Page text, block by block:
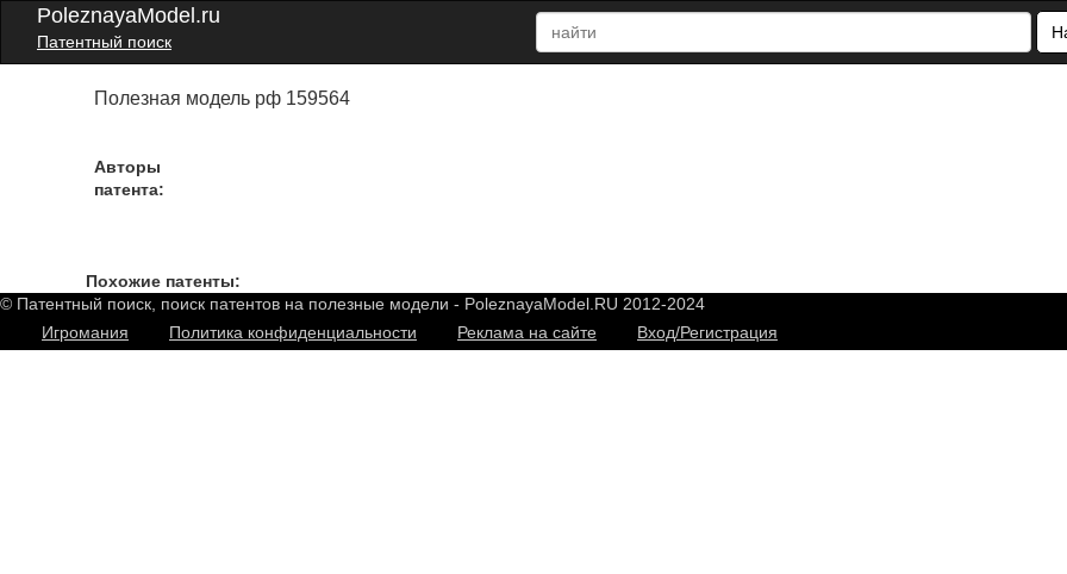
PoleznayaModel.ru
Патентный поиск
Полезная модель рф 159564
Авторы
патента:
Похожие патенты:
© Патентный поиск, поиск патентов на полезные модели - PoleznayaModel.RU 2012-2024
Игромания
Политика конфиденциальности Реклама на сайте Вход/Регистрация